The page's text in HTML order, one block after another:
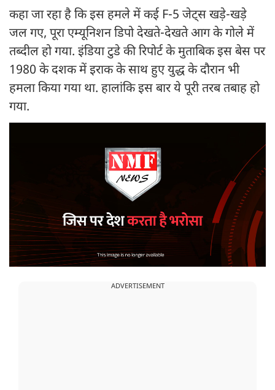
कहा जा रहा है कि इस हमले में कई F-5 जेट्स खड़े-खड़े
जल गए, पूरा एम्यूनिशन डिपो देखते-देखते आग के गोले में
तब्दील हो गया. इंडिया टुडे की रिपोर्ट के मुताबिक इस बेस पर
1980 के दशक में इराक के साथ हुए युद्ध के दौरान भी
हमला किया गया था. हालांकि इस बार ये पूरी तरब तबाह हो
गया.
ADVERTISEMENT